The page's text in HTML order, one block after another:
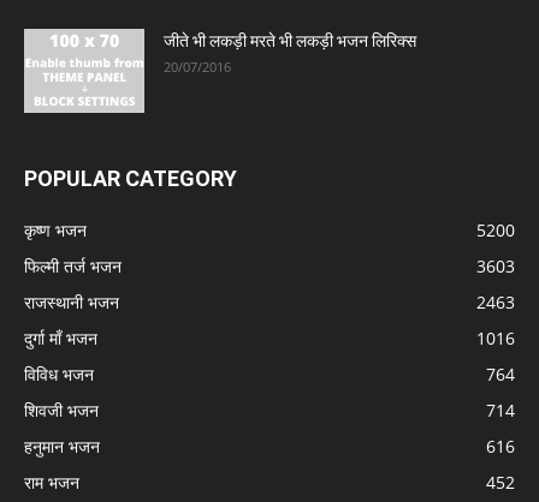
जीते भी लकड़ी मरते भी लकड़ी भजन लिरिक्स
20/07/2016
POPULAR CATEGORY
कृष्ण भजन
5200
फिल्मी तर्ज भजन
3603
राजस्थानी भजन
2463
दुर्गा माँ भजन
1016
विविध भजन
764
शिवजी भजन
714
हनुमान भजन
616
राम भजन
452